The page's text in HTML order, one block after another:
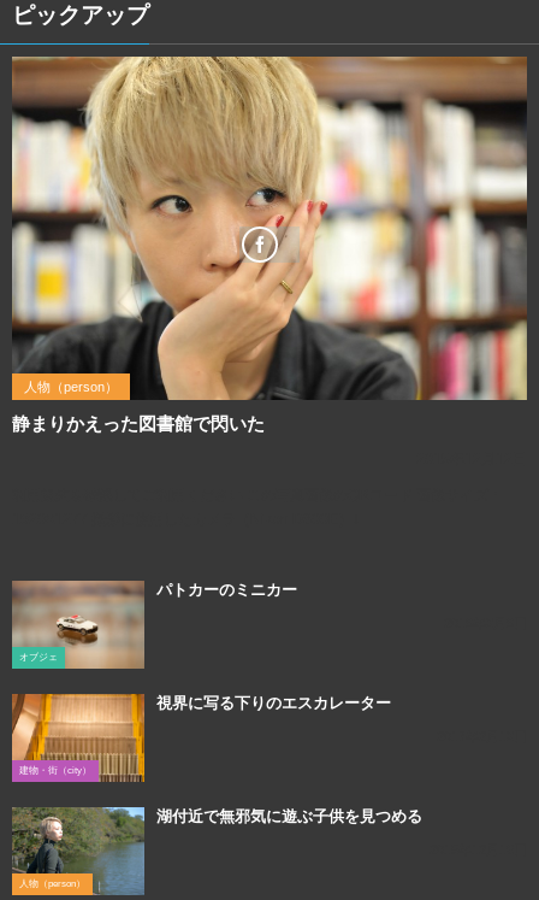
ピックアップ
人物（person）
静まりかえった図書館で閃いた
オブジェ
パトカーのミニカー
建物・街（city）
視界に写る下りのエスカレーター
人物（person）
湖付近で無邪気に遊ぶ子供を見つめる